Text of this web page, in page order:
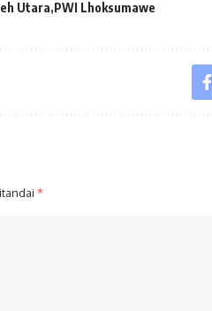
Utara PWI Lhoksumawe
*